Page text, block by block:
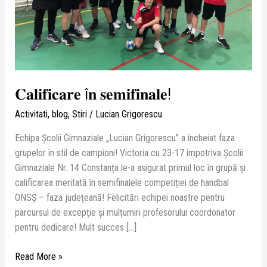
𝐂𝐚𝐥𝐢𝐟𝐢𝐜𝐚𝐫𝐞 î𝐧 𝐬𝐞𝐦𝐢𝐟𝐢𝐧𝐚𝐥𝐞!
Activitati, blog, Stiri/ Lucian Grigorescu
Echipa Școlii Gimnaziale „Lucian Grigorescu” a încheiat faza
grupelor în stil de campioni! Victoria cu 23-17 împotriva Școlii
Gimnaziale Nr. 14 Constanța le-a asigurat primul loc în grupă și
calificarea meritată în semifinalele competiției de handbal
ONSŞ – faza județeană! Felicitări echipei noastre pentru
parcursul de excepție și mulțumiri profesorului coordonator
pentru dedicare! Mult succes […]
Read More »